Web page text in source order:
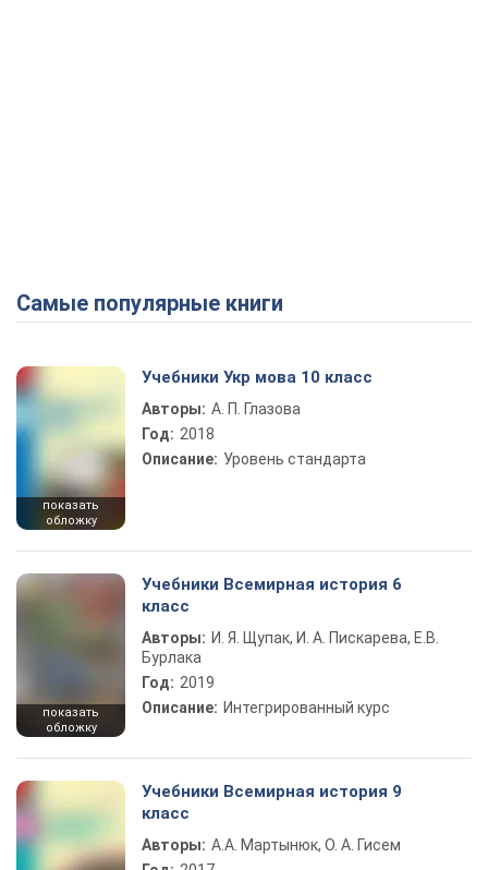
Самые популярные книги
показать
обложку
Учебники Укр мова 10 класс
Авторы: А. П. Глазова
Год: 2018
Описание: Уровень стандарта
показать
обложку
Учебники Всемирная история 6
класс
Авторы: И. Я. Щупак, И. А. Пискарева, Е.В.
Бурлака
Год: 2019
Описание: Интегрированный курс
Учебники Всемирная история 9
класс
Авторы: А.А. Мартынюк, О. А. Гисем